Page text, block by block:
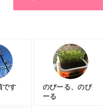
です
のびーる、のび
ーる